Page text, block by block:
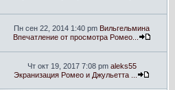
Пн сен 22, 2014 1:40 pm Вильгельмина
Впечатление от просмотра Ромео...
Чт окт 19, 2017 7:08 pm aleks55
Экранизация Ромео и Джульетта ...